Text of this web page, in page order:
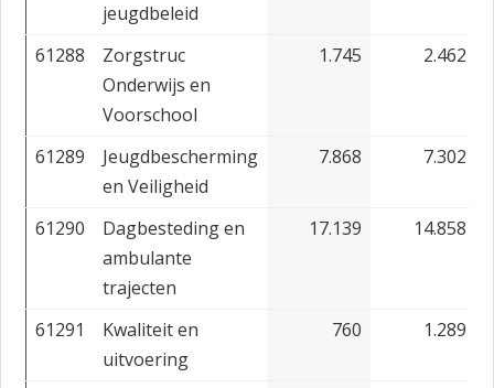
jeugdbeleid
61288
Zorgstruc
Onderwijs en
Voorschool
1.745 2.462
61289
Jeugdbescherming
en Veiligheid
7.868 7.302
61290
Dagbesteding en
ambulante
trajecten
17.139 14.858
61291
Kwaliteit en
uitvoering
760 1.289